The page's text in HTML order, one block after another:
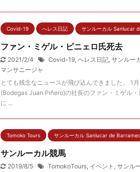
Covid-19 へレス日記 サンルーカル Sanlucar
ファン・ミゲル・ピニェロ氏死去
2021/2/4 Covid-19, へレス日記, サンルー
マンサニージャ
とても残念なニュースが飛び込んできました。 1
(Bodegas Juan Piñero)の社長のファン・ミゲル
に ...
Tomoko Tours サンルーカル Sanlucar de
サンルーカル競馬
2019/8/5 TomokoTours, イベント , サンル